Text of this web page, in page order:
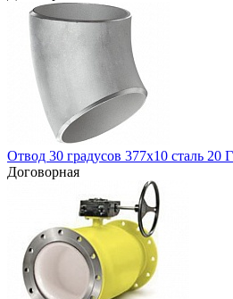
Отвод 30 градусов 377х10 сталь 20
Договорная